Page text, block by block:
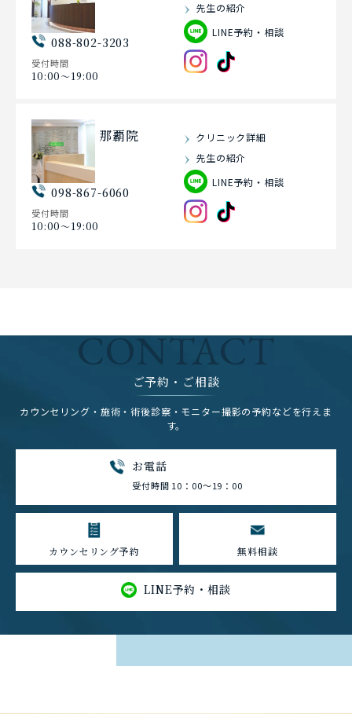
088-802-3203
受付時間
10:00〜19:00
先生の紹介
LINE予約・相談
那覇院
098-867-6060
受付時間
10:00〜19:00
クリニック詳細
先生の紹介
LINE予約・相談
CONTACT
ご予約・ご相談
カウンセリング・施術・術後診察・モニター撮影の予約などを行えま
す。
お電話
受付時間 10：00～19：00
カウンセリング予約 無料相談
LINE予約・相談